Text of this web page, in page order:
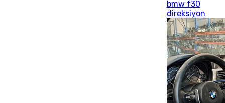
bmw f30
direksiyon